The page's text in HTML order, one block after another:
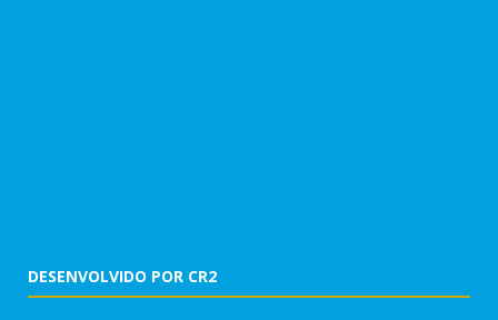
DESENVOLVIDO POR CR2